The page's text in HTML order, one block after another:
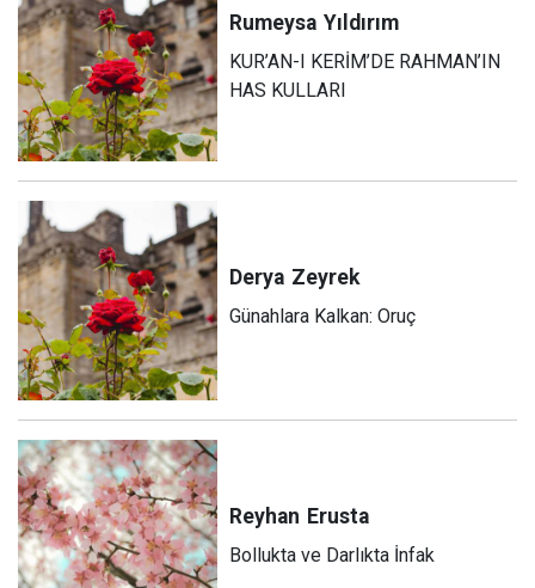
Rumeysa Yıldırım
KUR’AN-I KERİM’DE RAHMAN’IN
HAS KULLARI
Derya Zeyrek
Günahlara Kalkan: Oruç
Reyhan Erusta
Bollukta ve Darlıkta İnfak